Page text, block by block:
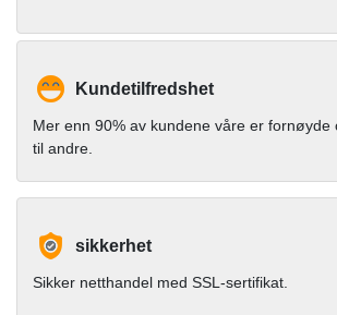
Kundetilfredshet
Mer enn 90% av kundene våre er fornøyde
til andre.
sikkerhet
Sikker netthandel med SSL-sertifikat.